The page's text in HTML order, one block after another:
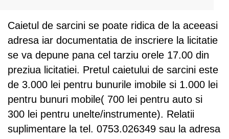
Caietul de sarcini se poate ridica de la aceeasi
adresa iar documentatia de inscriere la licitatie
se va depune pana cel tarziu orele 17.00 din
preziua licitatiei. Pretul caietului de sarcini este
de 3.000 lei pentru bunurile imobile si 1.000 lei
pentru bunuri mobile( 700 lei pentru auto si
300 lei pentru unelte/instrumente). Relatii
suplimentare la tel. 0753.026349 sau la adresa